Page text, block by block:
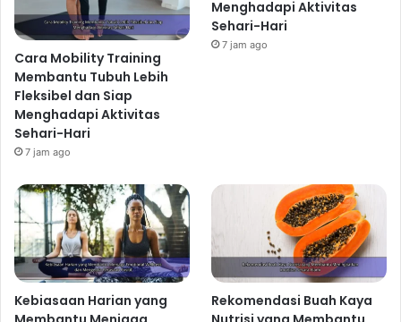
admin 2 minggu ago 15
Rekomendasi Makanan Bergizi untuk
Menjaga Kesehatan Jantung dan
Menyeimbangkan Kolesterol